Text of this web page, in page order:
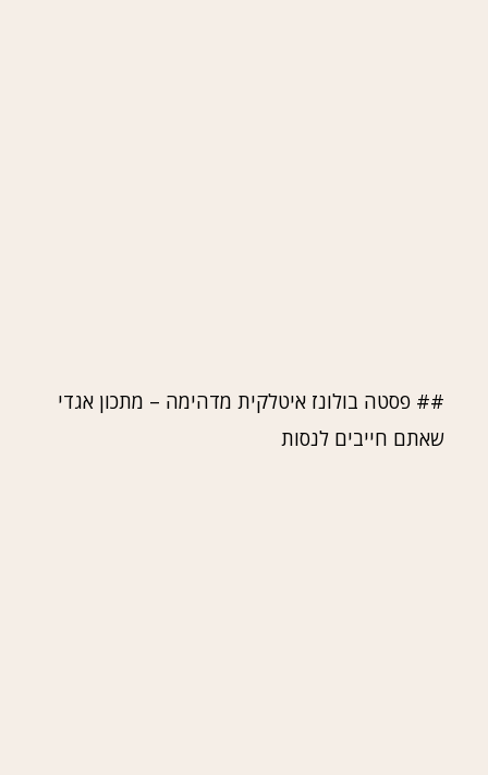
## פסטה בולונז איטלקית מדהימה – מתכון אגדי
שאתם חייבים לנסות